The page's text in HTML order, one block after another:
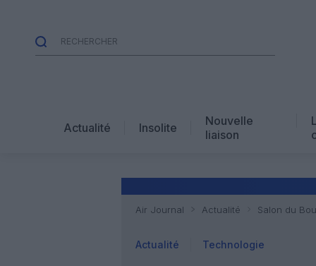
Actualité Insolite
Nouvelle
liaison
Air Journal Actualité Salon du
Actualité Technologie